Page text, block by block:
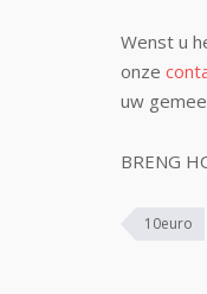
Wenst u
onze
uw
BRENG
10euro